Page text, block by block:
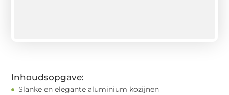
Inhoudsopgave:
Slanke en elegante aluminium kozijnen